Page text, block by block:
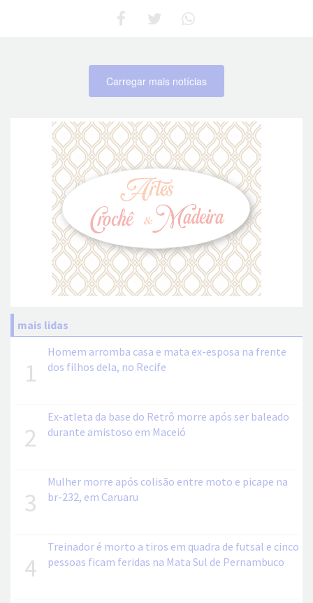
Carregar mais notícias
mais lidas
1
Homem arromba casa e mata ex-esposa na frente
dos filhos dela, no Recife
2
Ex-atleta da base do Retrô morre após ser baleado
durante amistoso em Maceió
3
Mulher morre após colisão entre moto e picape na
br-232, em Caruaru
4
Treinador é morto a tiros em quadra de futsal e cinco
pessoas ficam feridas na Mata Sul de Pernambuco